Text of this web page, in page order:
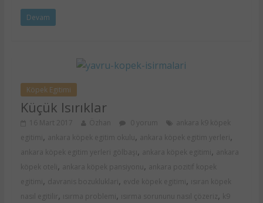
Devam
Köpek Egitimi
Küçük Isırıklar
16 Mart 2017 Özhan 0 yorum
ankara k9 köpek
egitimi , ankara köpek egitim okulu , ankara köpek egitim yerleri ,
ankara köpek egitim yerleri gölbaşı , ankara köpek egitimi ,
ankara
köpek oteli , ankara köpek pansiyonu ,
ankara pozitif kopek
egitimi , davranis bozukluklari , evde köpek egitimi ,
ısıran köpek
nasıl egitilir , ısırma problemi , ısırma sorununu nasıl çözeriz ,
k9